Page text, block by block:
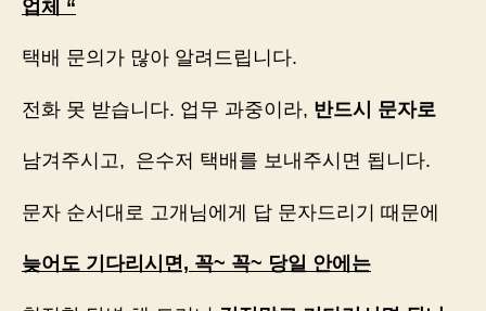
업체 “
택배 문의가 많아 알려드립니다.
전화 못 받습니다. 업무 과중이라, 반드시 문자로
남겨주시고, 은수저 택배를 보내주시면 됩니다.
문자 순서대로 고개님에게 답 문자드리기 때문에
늦어도 기다리시면, 꼭~ 꼭~ 당일 안에는